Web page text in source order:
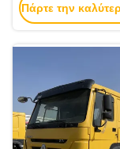
φορτίου
Πάρτε την